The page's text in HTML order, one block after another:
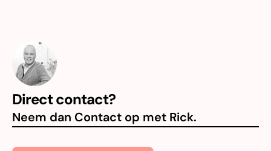
Direct contact?
Neem dan Contact op met Rick.